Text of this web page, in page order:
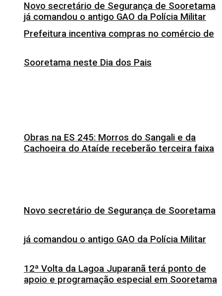
Prefeitura incentiva compras no comércio de
Sooretama neste Dia dos Pais
Novo secretário de Segurança de Sooretama
já comandou o antigo GAO da Polícia Militar
Novo secretário de Segurança de Sooretama
já comandou o antigo GAO da Polícia Militar
Obras na ES 245: Morros do Sangali e da
Cachoeira do Ataíde receberão terceira faixa
12ª Volta da Lagoa Juparanã terá ponto de
apoio e programação especial em Sooretama